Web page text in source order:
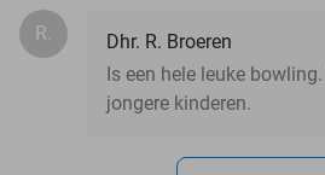
R.
Dhr. R. Broeren
Is een hele leuke
jongere kinderen.